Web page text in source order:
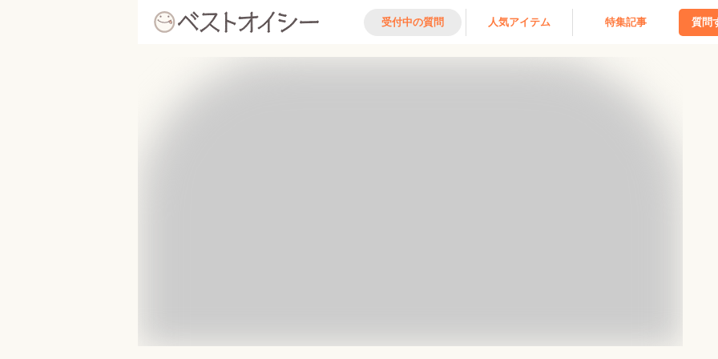
受付中の質問 人気アイテム 特集記事 質問